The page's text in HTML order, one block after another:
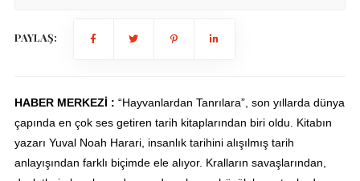
PAYLAŞ:
HABER MERKEZİ : “Hayvanlardan Tanrılara”, son yıllarda dünya
çapında en çok ses getiren tarih kitaplarından biri oldu. Kitabın
yazarı Yuval Noah Harari, insanlık tarihini alışılmış tarih
anlayışından farklı biçimde ele alıyor. Kralların savaşlarından,